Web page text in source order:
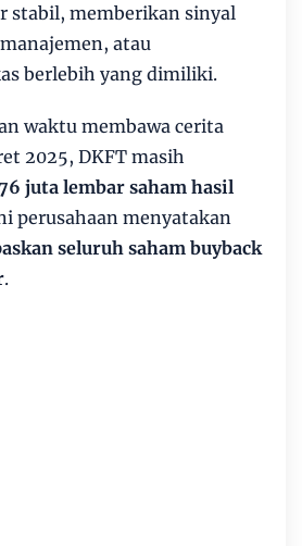
stabil, memberikan sinyal
atau
berlebih yang dimiliki.
waktu membawa cerita
2025, DKFT masih
juta lembar saham hasil
perusahaan menyatakan
seluruh saham buyback
.